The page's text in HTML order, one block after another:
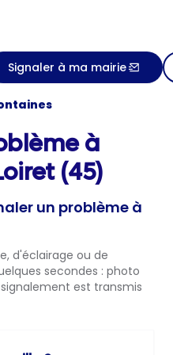
Signaler à ma mairie
à
(45)
un problème à
d'éclairage ou de
secondes : photo
est transmis